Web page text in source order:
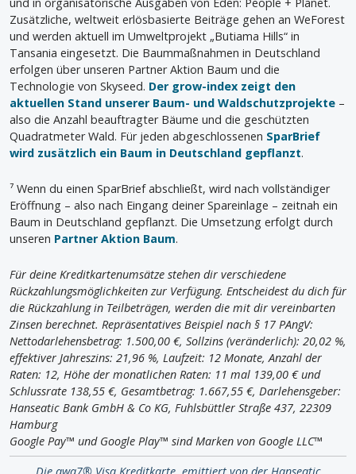
Zusätzliche, weltweit erlösbasierte Beiträge gehen an WeForest
und werden aktuell im Umweltprojekt „Butiama Hills“ in
Tansania eingesetzt. Die Baummaßnahmen in Deutschland
erfolgen über unseren Partner Aktion Baum und die
Technologie von Skyseed. Der grow-index zeigt den
aktuellen Stand unserer Baum- und Waldschutzprojekte –
also die Anzahl beauftragter Bäume und die geschützten
Quadratmeter Wald. Für jeden abgeschlossenen SparBrief
wird zusätzlich ein Baum in Deutschland gepflanzt.
⁷ Wenn du einen SparBrief abschließt, wird nach vollständiger
Eröffnung – also nach Eingang deiner Spareinlage – zeitnah ein
Baum in Deutschland gepflanzt. Die Umsetzung erfolgt durch
unseren Partner Aktion Baum.
Für deine Kreditkartenumsätze stehen dir verschiedene
Rückzahlungsmöglichkeiten zur Verfügung. Entscheidest du dich für
die Rückzahlung in Teilbeträgen, werden die mit dir vereinbarten
Zinsen berechnet. Repräsentatives Beispiel nach § 17 PAngV:
Nettodarlehensbetrag: 1.500,00 €, Sollzins (veränderlich): 20,02 %,
effektiver Jahreszins: 21,96 %, Laufzeit: 12 Monate, Anzahl der
Raten: 12, Höhe der monatlichen Raten: 11 mal 139,00 € und
Schlussrate 138,55 €, Gesamtbetrag: 1.667,55 €, Darlehensgeber:
Hanseatic Bank GmbH & Co KG, Fuhlsbüttler Straße 437, 22309
Hamburg
Google Pay™ und Google Play™ sind Marken von Google LLC™